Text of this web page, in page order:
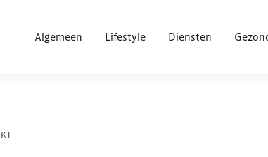
Algemeen Lifestyle Diensten